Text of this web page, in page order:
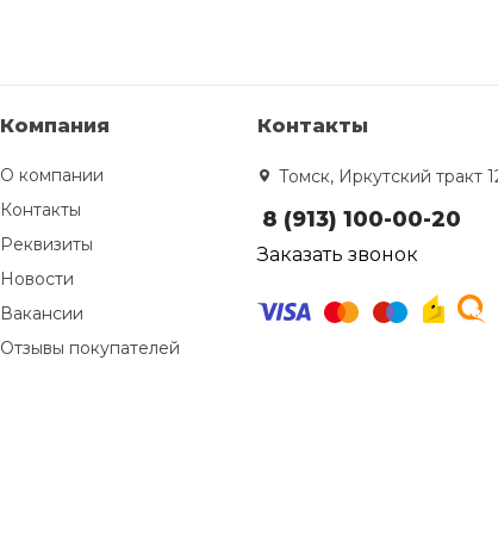
Компания
О компании
Контакты
Реквизиты
Новости
Вакансии
Отзывы покупателей
Контакты
Томск, Иркутский тракт
8 (913) 100-00-20
Заказать звонок